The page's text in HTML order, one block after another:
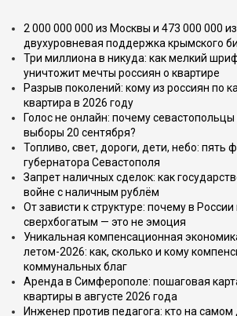
2 000 000 000 из Москвы и 473 000 000
двухуровневая поддержка крымского
Три миллиона в никуда: как мелкий
уничтожит мечты россиян о квартире
Разрыв поколений: кому из россиян по
квартира в 2026 году
Голос не онлайн: почему севастопольцы
выборы 20 сентября?
Топливо, свет, дороги, дети, небо: пять
губернатора Севастополя
Запрет наличных сделок: как
войне с наличным рублём
От зависти к структуре: почему в
сверхбогатым — это не эмоция
Уникальная компенсационная
летом-2026: как, сколько и кому
коммунальных благ
Аренда в Симферополе: пошаговая
квартиры в августе 2026 года
Инженер против педагога: кто на